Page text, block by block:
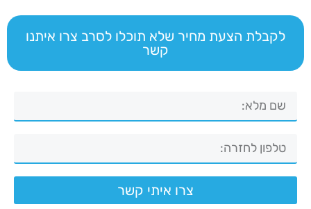
לקבלת הצעת מחיר שלא תוכלו לסרב צרו איתנו
קשר
צרו איתי קשר